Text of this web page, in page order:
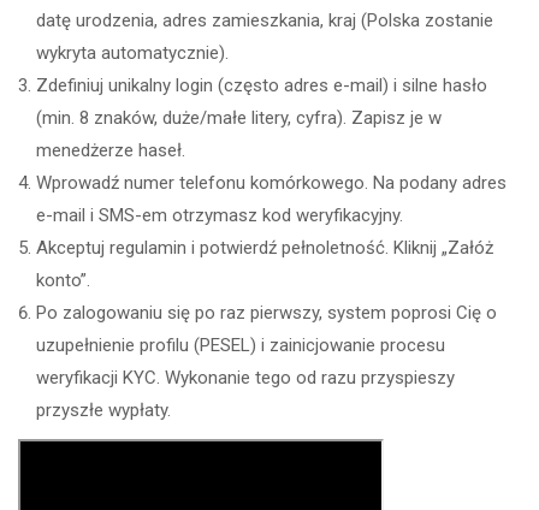
datę urodzenia, adres zamieszkania, kraj (Polska zostanie
wykryta automatycznie).
Zdefiniuj unikalny login (często adres e-mail) i silne hasło
(min. 8 znaków, duże/małe litery, cyfra). Zapisz je w
menedżerze haseł.
Wprowadź numer telefonu komórkowego. Na podany adres
e-mail i SMS-em otrzymasz kod weryfikacyjny.
Akceptuj regulamin i potwierdź pełnoletność. Kliknij „Załóż
konto”.
Po zalogowaniu się po raz pierwszy, system poprosi Cię o
uzupełnienie profilu (PESEL) i zainicjowanie procesu
weryfikacji KYC. Wykonanie tego od razu przyspieszy
przyszłe wypłaty.